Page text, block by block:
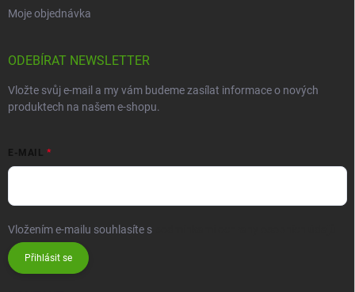
Moje objednávka
ODEBÍRAT NEWSLETTER
Vložte svůj e-mail a my vám budeme zasílat informace o nových
produktech na našem e-shopu.
E-MAIL
Vložením e-mailu souhlasíte s
Přihlásit se